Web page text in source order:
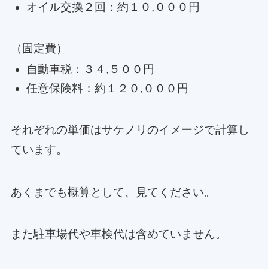
オイル交換２回：約１０,０００円
（固定費）
自動車税：３４,５００円
任意保険料：約１２０,０００円
それぞれの単価はサケノリのイメージで計算し
ています。
あくまでも概算として、見てください。
また駐車場代や車検代は含めていません。